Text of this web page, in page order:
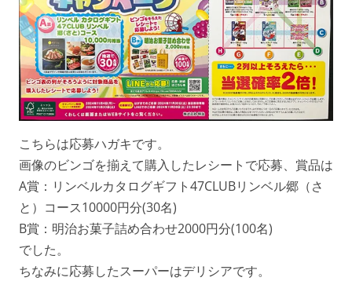
こちらは応募ハガキです。
画像のビンゴを揃えて購入したレシートで応募、賞品は
A賞：リンベルカタログギフト47CLUBリンベル郷（さ
と）コース10000円分(30名)
B賞：明治お菓子詰め合わせ2000円分(100名)
でした。
ちなみに応募したスーパーはデリシアです。